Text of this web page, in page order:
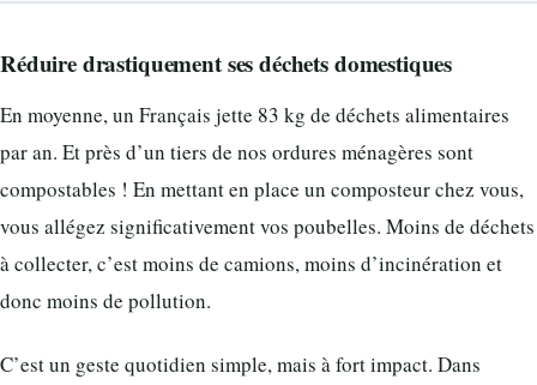
Réduire drastiquement ses déchets domestiques
En moyenne, un Français jette 83 kg de déchets alimentaires
par an. Et près d’un tiers de nos ordures ménagères sont
compostables ! En mettant en place un composteur chez vous,
vous allégez significativement vos poubelles. Moins de déchets
à collecter, c’est moins de camions, moins d’incinération et
donc moins de pollution.
C’est un geste quotidien simple, mais à fort impact. Dans